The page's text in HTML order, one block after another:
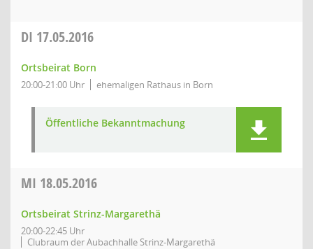
DI 17.05.2016
Ortsbeirat Born
20:00-21:00 Uhr ehemaligen Rathaus in Born
Öffentliche Bekanntmachung
MI 18.05.2016
Ortsbeirat Strinz-Margarethä
20:00-22:45 Uhr
Clubraum der Aubachhalle Strinz-Margarethä